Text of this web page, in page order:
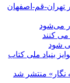
تهران-قم-اصفهان
می‌شود
کنند
شود
بنیاد ملی کتاب
منتشر شد